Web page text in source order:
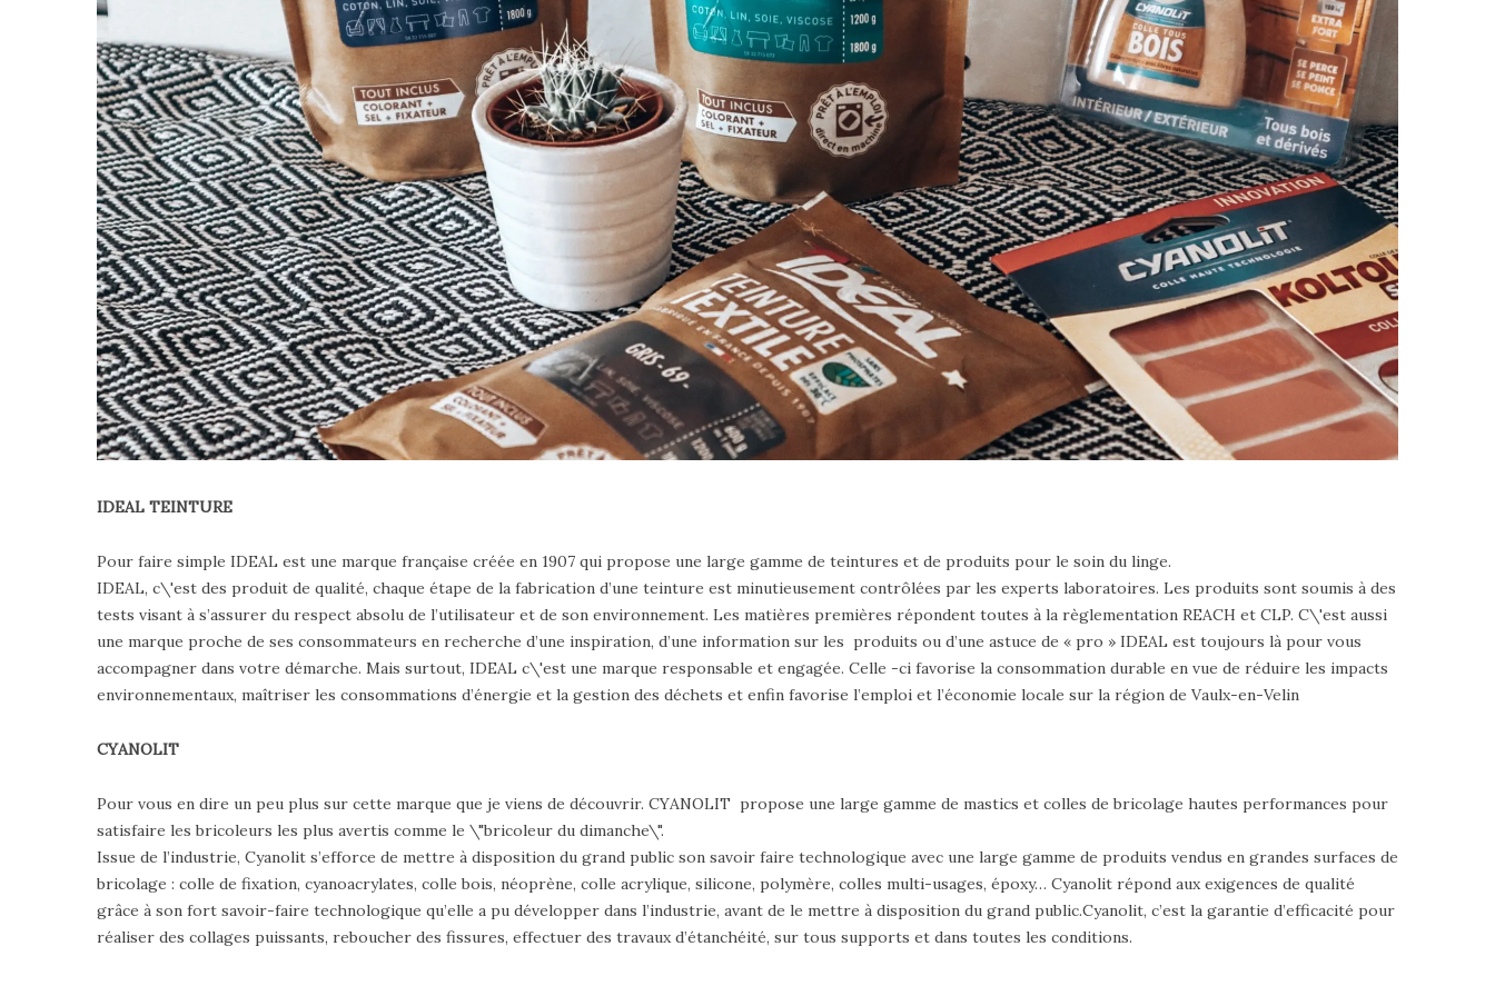
IDEAL TEINTURE
Pour faire simple IDEAL est une marque française créée en 1907 qui propose une large gamme de teintures et de produits pour le soin du linge.
IDEAL, c\'est des produit de qualité, chaque étape de la fabrication d’une teinture est minutieusement contrôlées par les experts laboratoires. Les produits sont soumis à des
tests visant à s’assurer du respect absolu de l’utilisateur et de son environnement. Les matières premières répondent toutes à la règlementation REACH et CLP. C\'est aussi
une marque proche de ses consommateurs en recherche d’une inspiration, d’une information sur les produits ou d’une astuce de « pro » IDEAL est toujours là pour vous
accompagner dans votre démarche. Mais surtout, IDEAL c\'est une marque responsable et engagée. Celle -ci favorise la consommation durable en vue de réduire les impacts
environnementaux, maîtriser les consommations d’énergie et la gestion des déchets et enfin favorise l’emploi et l’économie locale sur la région de Vaulx-en-Velin
CYANOLIT
Pour vous en dire un peu plus sur cette marque que je viens de découvrir. CYANOLIT propose une large gamme de mastics et colles de bricolage hautes performances pour
satisfaire les bricoleurs les plus avertis comme le \"bricoleur du dimanche\".
Issue de l’industrie, Cyanolit s’efforce de mettre à disposition du grand public son savoir faire technologique avec une large gamme de produits vendus en grandes surfaces de
bricolage : colle de fixation, cyanoacrylates, colle bois, néoprène, colle acrylique, silicone, polymère, colles multi-usages, époxy… Cyanolit répond aux exigences de qualité
grâce à son fort savoir-faire technologique qu’elle a pu développer dans l’industrie, avant de le mettre à disposition du grand public.Cyanolit, c’est la garantie d’efficacité pour
réaliser des collages puissants, reboucher des fissures, effectuer des travaux d’étanchéité, sur tous supports et dans toutes les conditions.